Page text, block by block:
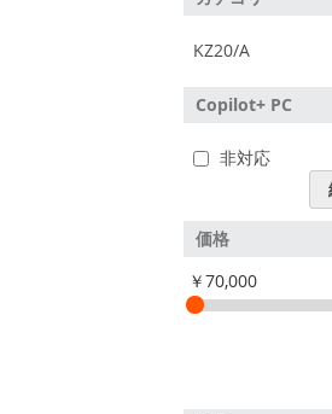
KZ20/A
Copilot+ PC
非対応
価格
￥70,000